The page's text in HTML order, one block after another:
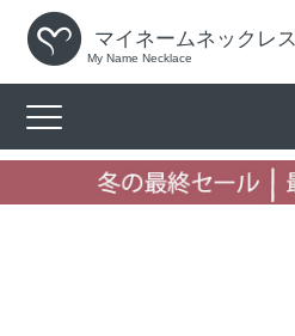
マイネームネックレス
My Name Necklace